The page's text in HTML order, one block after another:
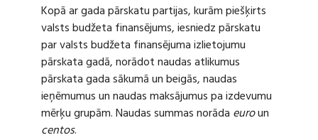
Kopā ar gada pārskatu partijas, kurām piešķirts
valsts budžeta finansējums, iesniedz pārskatu
par valsts budžeta finansējuma izlietojumu
pārskata gadā, norādot naudas atlikumus
pārskata gada sākumā un beigās, naudas
ieņēmumus un naudas maksājumus pa izdevumu
mērķu grupām. Naudas summas norāda euroun
centos.